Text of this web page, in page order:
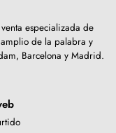
especializada de
de la palabra y
Barcelona y Madrid.